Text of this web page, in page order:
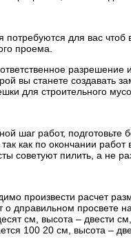
потребуются для вас
проема.
вы станете создавать
для строительного
шаг работ,
так как по окончании
советуют пилить, а не
произвести расчет
о дправильном просвете
см, высота – двести
100 20 см, высота –